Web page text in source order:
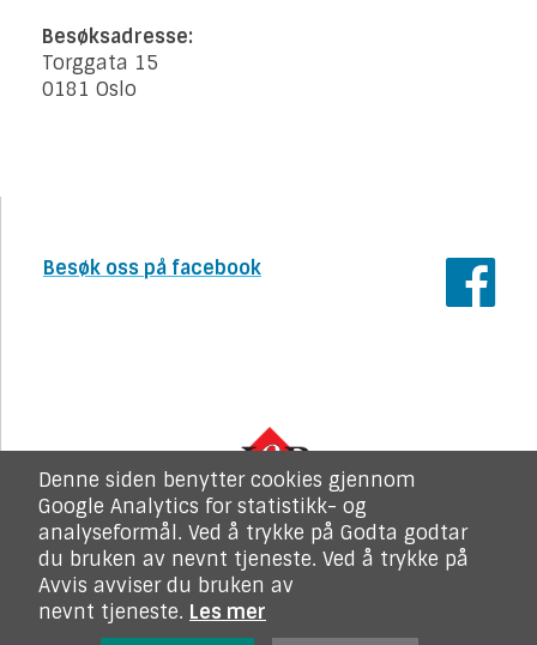
Denne siden benytter cookies gjennom
Google Analytics for statistikk- og
analyseformål. Ved å trykke på Godta godtar
du bruken av nevnt tjeneste. Ved å trykke på
Avvis avviser du bruken av
nevnt tjeneste. Les mer
Besøksadresse:
Torggata 15
0181 Oslo
Besøk oss på facebook
Personvern/cookies